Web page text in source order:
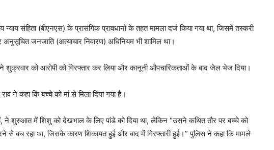
संहिता (बीएनएस) के प्रासंगिक प्रावधानों के तहत मामला दर्ज किया गया था, जिसमें तस्करी
जनजाति (अत्याचार निवारण) अधिनियम भी शामिल था।
को आरोपी को गिरफ्तार कर लिया और कानूनी औपचारिकताओं के बाद जेल भेज दिया।
ने कहा कि बच्चे को मां से मिला दिया गया है।
ने शुरुआत में शिशु को देखभाल के लिए पांडे को दिया था, लेकिन “उसने कथित तौर पर बच्चे को
बच रहा था, जिसके कारण शिकायत हुई और बाद में गिरफ्तारी हुई।” पुलिस ने कहा कि मामले